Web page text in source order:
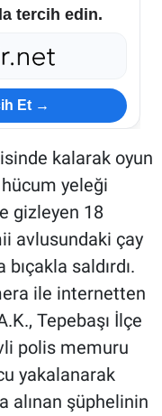
tercih edin.
Et →
kalarak oyun
yeleği
gizleyen 18
avlusundaki çay
saldırdı.
ile internetten
Tepebaşı İlçe
polis memuru
yakalanarak
alınan şüphelinin